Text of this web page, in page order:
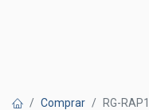
Comprar RG-